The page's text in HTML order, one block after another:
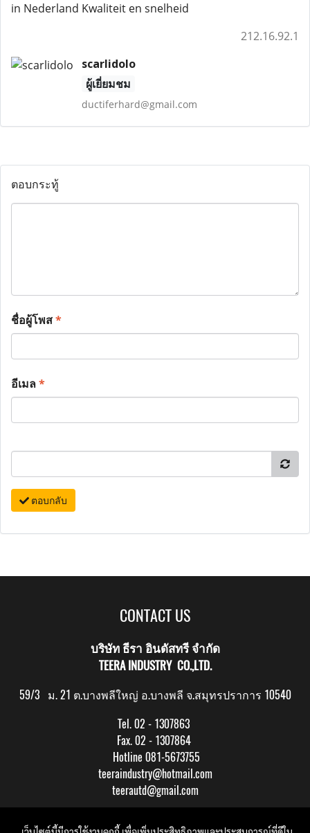
in Nederland Kwaliteit en snelheid
212.16.92.1
scarlidolo
ผู้เยี่ยมชม
ductiferhard@gmail.com
ตอบกระทู้
ชื่อผู้โพส*
อีเมล*
ตอบกลับ
CONTACT US
บริษัท ธีรา อินดัสทรี จำกัด
TEERA INDUSTRY CO.,LTD.
59/3 ม. 21 ต.บางพลีใหญ่ อ.บางพลี จ.สมุทรปราการ 10540
Tel. 02 - 1307863
Fax. 02 - 1307864
Hotline 081-5673755
teeraindustry@hotmail.com
teerautd@gmail.com